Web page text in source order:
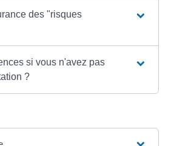
des "risques
si vous n'avez pas
?